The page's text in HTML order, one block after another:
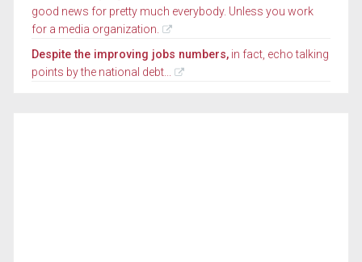
good news for pretty much everybody. Unless you work
for a media organization.
Despite the improving jobs numbers, in fact, echo talking
points by the national debt...